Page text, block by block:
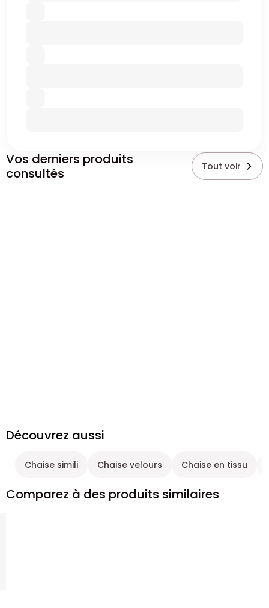
Vos derniers produits
consultés
Tout voir
Découvrez aussi
Chaise simili Chaise velours Chaise en tissu
Comparez à des produits similaires